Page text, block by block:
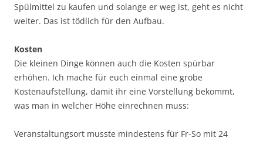
Spülmittel zu kaufen und solange er weg ist, geht es nicht
weiter. Das ist tödlich für den Aufbau.
Kosten
Die kleinen Dinge können auch die Kosten spürbar
erhöhen. Ich mache für euch einmal eine grobe
Kostenaufstellung, damit ihr eine Vorstellung bekommt,
was man in welcher Höhe einrechnen muss:
Veranstaltungsort musste mindestens für Fr-So mit 24